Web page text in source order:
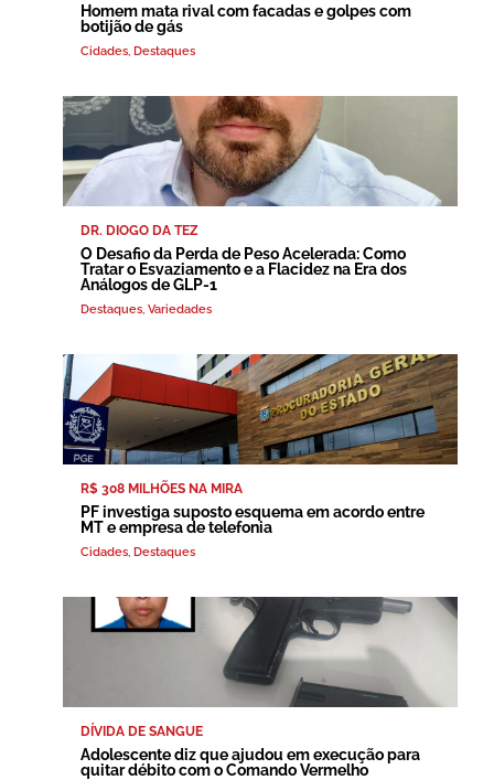
Homem mata rival com facadas e golpes com
botijão de gás
Cidades Destaques
DR. DIOGO DA TEZ
O Desafio da Perda de Peso Acelerada: Como
Tratar o Esvaziamento e a Flacidez na Era dos
Análogos de GLP-1
Destaques Variedades
R$ 308 MILHÕES NA MIRA
PF investiga suposto esquema em acordo entre
MT e empresa de telefonia
Cidades Destaques
DÍVIDA DE SANGUE
Adolescente diz que ajudou em execução para
quitar débito com o Comando Vermelho